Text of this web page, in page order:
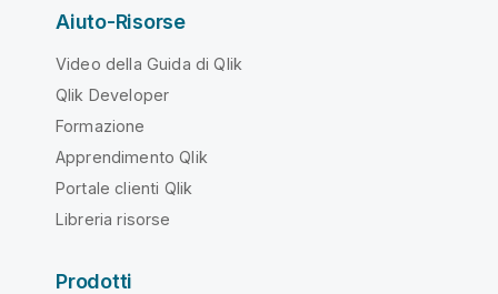
Aiuto-Risorse
Video della Guida di Qlik
Qlik Developer
Formazione
Apprendimento Qlik
Portale clienti Qlik
Libreria risorse
Prodotti